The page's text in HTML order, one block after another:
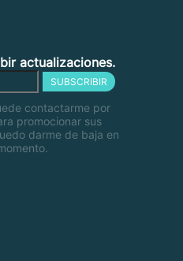
actualizaciones.
SUBSCRIBIR
contactarme por
promocionar sus
darme de baja en